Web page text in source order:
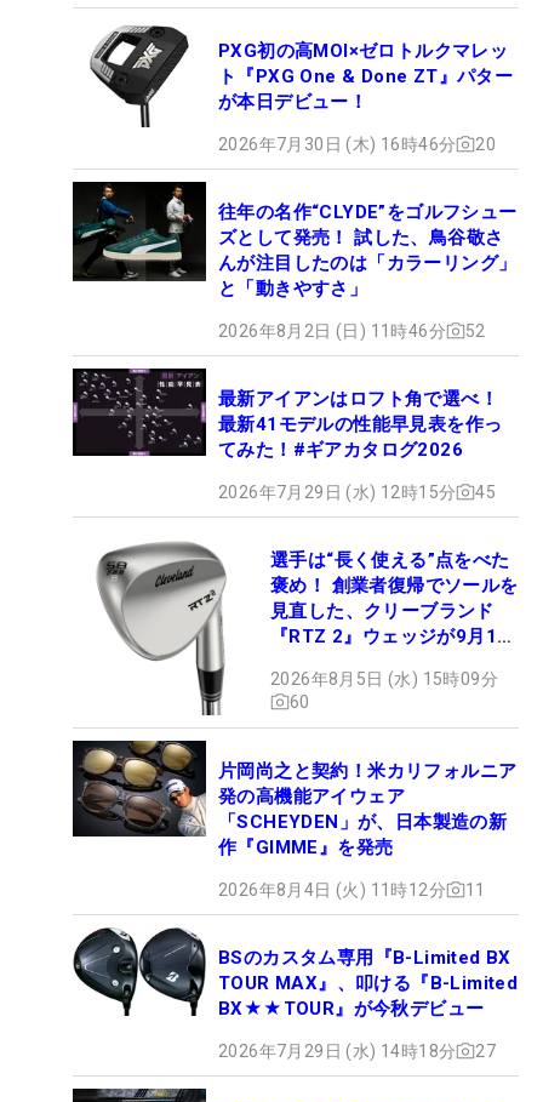
PXG初の高MOI×ゼロトルクマレッ
ト『PXG One & Done ZT』パター
が本日デビュー！
2026年7月30日 (木) 16時46分 20
往年の名作“CLYDE”をゴルフシュー
ズとして発売！ 試した、鳥谷敬さ
んが注目したのは「カラーリング」
と「動きやすさ」
2026年8月2日 (日) 11時46分 52
最新アイアンはロフト角で選べ！
最新41モデルの性能早見表を作っ
てみた！#ギアカタログ2026
2026年7月29日 (水) 12時15分 45
選手は“長く使える”点をべた
褒め！ 創業者復帰でソールを
見直した、クリーブランド
『RTZ 2』ウェッジが9月12
2026年8月5日 (水) 15時09分
60
片岡尚之と契約！米カリフォルニア
発の高機能アイウェア
「SCHEYDEN」が、日本製造の新
作『GIMME』を発売
2026年8月4日 (火) 11時12分 11
BSのカスタム専用『B-Limited BX
TOUR MAX』、叩ける『B-Limited
BX★★TOUR』が今秋デビュー
2026年7月29日 (水) 14時18分 27